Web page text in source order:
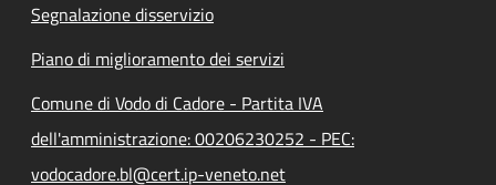
Segnalazione disservizio
Piano di miglioramento dei servizi
Comune di Vodo di Cadore - Partita IVA
dell'amministrazione: 00206230252 - PEC:
vodocadore.bl@cert.ip-veneto.net